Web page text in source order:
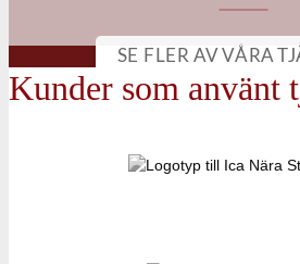
SE FLER AV VÅRA
Kunder som använt